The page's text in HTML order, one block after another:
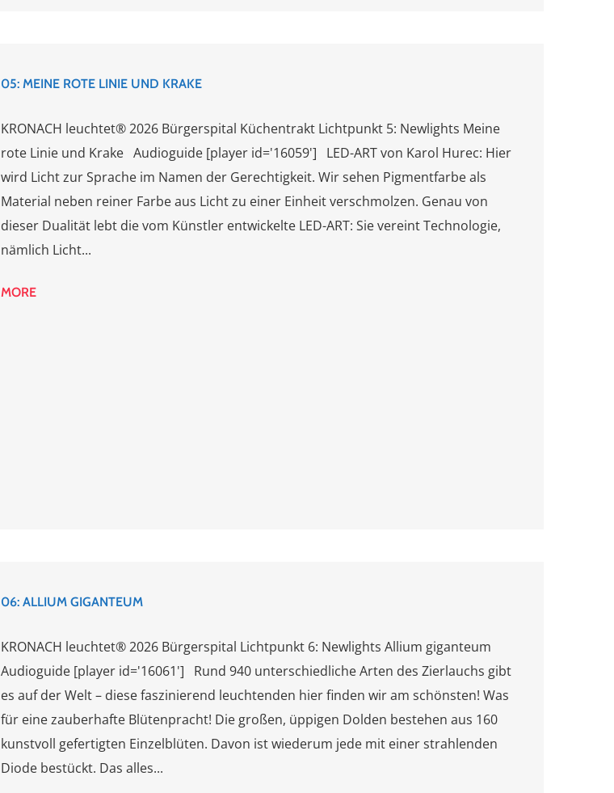
05: MEINE ROTE LINIE UND KRAKE
KRONACH leuchtet® 2026 Bürgerspital Küchentrakt Lichtpunkt 5: Newlights Meine
rote Linie und Krake Audioguide [player id='16059'] LED-ART von Karol Hurec: Hier
wird Licht zur Sprache im Namen der Gerechtigkeit. Wir sehen Pigmentfarbe als
Material neben reiner Farbe aus Licht zu einer Einheit verschmolzen. Genau von
dieser Dualität lebt die vom Künstler entwickelte LED-ART: Sie vereint Technologie,
nämlich Licht...
MORE
06: ALLIUM GIGANTEUM
KRONACH leuchtet® 2026 Bürgerspital Lichtpunkt 6: Newlights Allium giganteum
Audioguide [player id='16061'] Rund 940 unterschiedliche Arten des Zierlauchs gibt
es auf der Welt – diese faszinierend leuchtenden hier finden wir am schönsten! Was
für eine zauberhafte Blütenpracht! Die großen, üppigen Dolden bestehen aus 160
kunstvoll gefertigten Einzelblüten. Davon ist wiederum jede mit einer strahlenden
Diode bestückt. Das alles...